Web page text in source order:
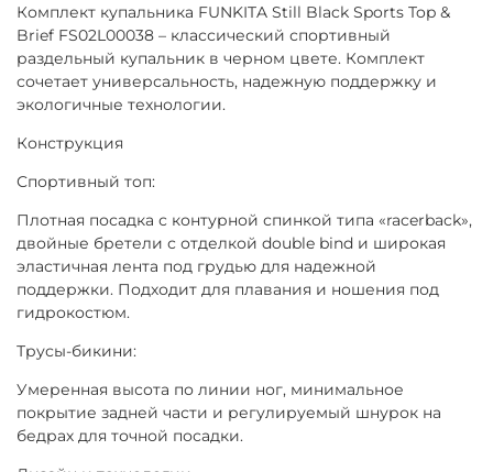
Комплект купальника FUNKITA Still Black Sports Top &
Brief FS02L00038 – классический спортивный
раздельный купальник в черном цвете. Комплект
сочетает универсальность, надежную поддержку и
экологичные технологии.
Конструкция
Спортивный топ:
Плотная посадка с контурной спинкой типа «racerback»,
двойные бретели с отделкой double bind и широкая
эластичная лента под грудью для надежной
поддержки. Подходит для плавания и ношения под
гидрокостюм.
Трусы-бикини:
Умеренная высота по линии ног, минимальное
покрытие задней части и регулируемый шнурок на
бедрах для точной посадки.